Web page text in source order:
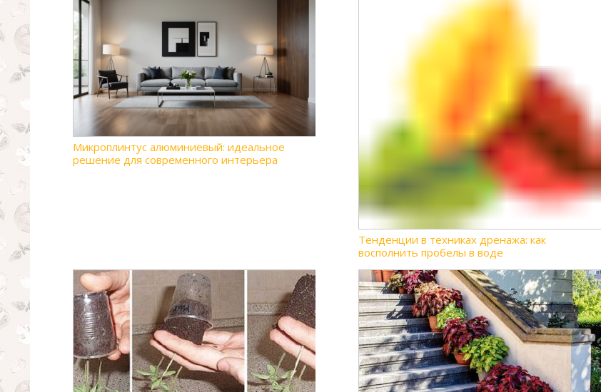
Микроплинтус алюминиевый: идеальное
решение для современного интерьера
Тенденции в техниках дренажа: как
восполнить пробелы в воде